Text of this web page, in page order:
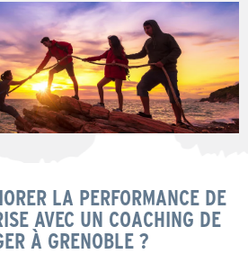
LA PERFORMANCE DE
AVEC UN COACHING DE
À GRENOBLE ?